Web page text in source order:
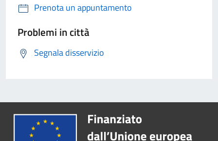
Prenota un appuntamento
Problemi in città
Segnala disservizio